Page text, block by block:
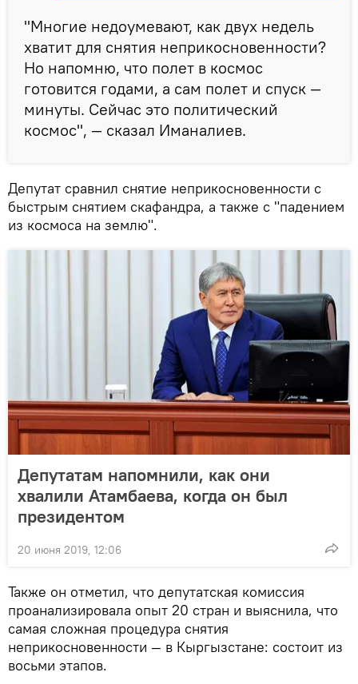
"Многие недоумевают, как двух недель
хватит для снятия неприкосновенности?
Но напомню, что полет в космос
готовится годами, а сам полет и спуск —
минуты. Сейчас это политический
космос", — сказал Иманалиев.
Депутат сравнил снятие неприкосновенности с
быстрым снятием скафандра, а также с "падением
из космоса на землю".
Депутатам напомнили, как они
хвалили Атамбаева, когда он был
президентом
20 июня 2019, 12:06
Также он отметил, что депутатская комиссия
проанализировала опыт 20 стран и выяснила, что
самая сложная процедура снятия
неприкосновенности — в Кыргызстане: состоит из
восьми этапов.